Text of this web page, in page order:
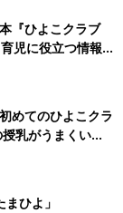
『ひよこクラブ
児に役立つ情報が
めてのひよこクラ
乳がうまくい
トラブル 解決テ
ひよ」